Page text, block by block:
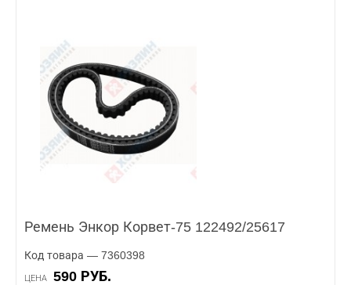
Ремень Энкор Корвет-75 122492/25617
Код товара — 7360398
ЦЕНА 590 РУБ.